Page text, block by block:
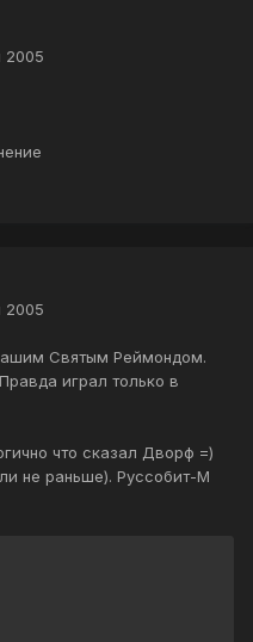
2005
2005
Святым Реймондом.
играл только в
что сказал Дворф =)
не раньше). Руссобит-М